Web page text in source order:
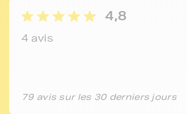
4,8
4 avis
79 avis sur les 30 derniers jours